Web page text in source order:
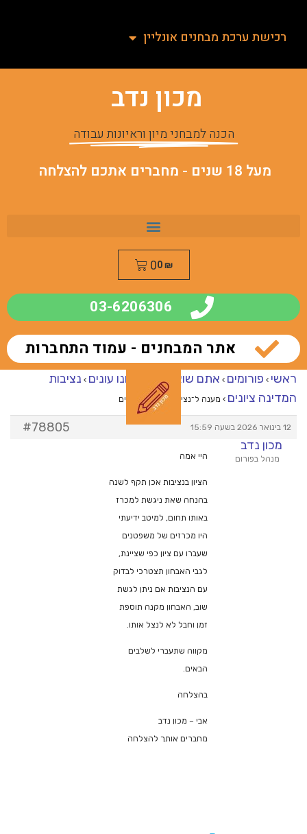
רכישת ערכת מבחנים אונליין
מכון נדב
הכנה למבחני מיון וראיונות עבודה
מעל 18 שנים - מחברים אתכם להצלחה
0₪
0
03-6206306
אתר המבחנים - עמוד התחברות
ראשי › פורומים › אתם שואלים – אנחנו עונים › נציבות
המדינה ציונים › מענה ל־נציבות המדינה ציונים
12 בינואר 2026 בשעה 15:59
#78805
מכון נדב
מנהל בפורום היי אמה
הציון בנציבות אכן תקף לשנה
בהנחה שאת ניגשת למכרז
באותו תחום, למיטב ידיעתי
היו מכרזים של משפטנים
שעברו עם ציון כפי שציינת,
לגבי האבחון תצטרכי לבדוק
עם הנציבות אם ניתן לגשת
שוב, האבחון מקנה תוספת
זמן וחבל לא לנצל אותו.
מקווה שתעברי לשלבים
הבאים.
בהצלחה
אבי – מכון נדב
מחברים אותך להצלחה